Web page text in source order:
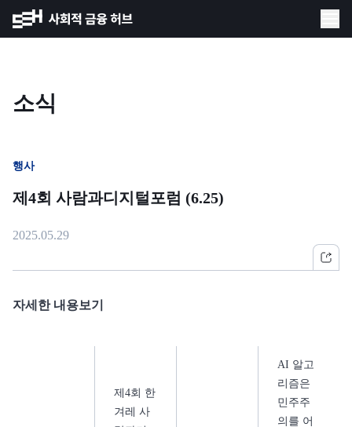
소식
행사
제4회 사람과디지털포럼 (6.25)
2025.05.29
자세한 내용보기
제4회 한
겨레 사
AI 알고
리즘은
민주주
의를 어